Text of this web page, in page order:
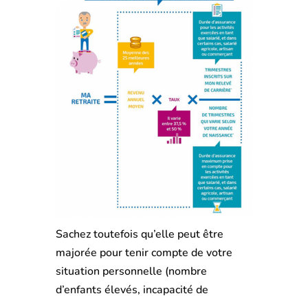
Sachez toutefois qu’elle peut être
majorée pour tenir compte de votre
situation personnelle (nombre
d’enfants élevés, incapacité de